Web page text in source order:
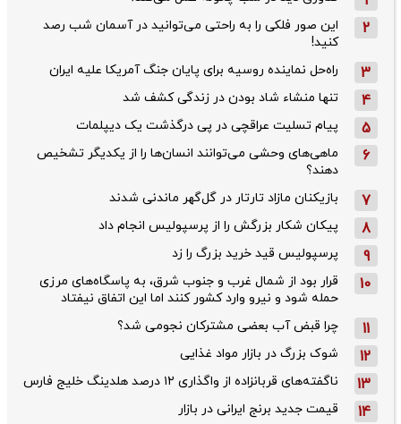
2
این صور فلکی را به راحتی می‌توانید در آسمان شب رصد
کنید!
3 راه‌حل نماینده روسیه برای پایان جنگ آمریکا علیه ایران
4 تنها منشاء شاد بودن در زندگی کشف شد
5 پیام تسلیت عراقچی در پی درگذشت یک دیپلمات
6
ماهی‌های وحشی می‌توانند انسان‌ها را از یکدیگر تشخیص
دهند؟
7 بازیکنان مازاد تارتار در گل‌گهر ماندنی شدند
8 پیکان شکار بزرگش را از پرسپولیس انجام داد
9 پرسپولیس قید خرید بزرگ را زد
10
قرار بود از شمال ‌غرب و جنوب‌ شرق، به پاسگاه‌های مرزی
حمله شود و نیرو وارد کشور کنند اما این اتفاق نیفتاد
11 چرا قبض آب بعضی مشترکان نجومی شد؟
12 شوک بزرگ در بازار مواد غذایی
13 ناگفته‌های قربانزاده از واگذاری ۱۲ درصد هلدینگ خلیج فارس
14 قیمت جدید برنج ایرانی در بازار